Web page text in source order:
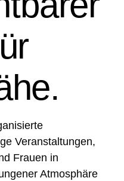
Veranstaltungen,
Frauen in
Atmosphäre